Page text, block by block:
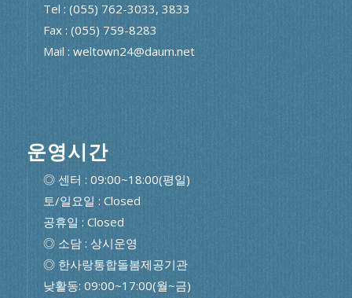
Tel : (055) 762-3033, 3833
Fax : (055) 759-8283
Mail : weltown24@daum.net
운영시간
◎ 센터 : 09:00~18:00(평일)
토/일요일 : Closed
공휴일 : Closed
◎ 소담 : 상시운영
◎ 한사랑통합돌봄제공기관
낮활동: 09:00~17:00(월~금)